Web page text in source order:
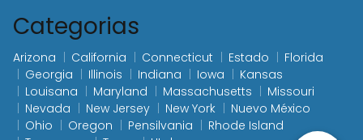
Categorias
Arizona California Connecticut Estado
Florida
Georgia
Illinois Indiana Iowa
Kansas
Louisana
Maryland Massachusetts
Missouri
Nevada
New Jersey New York
Nuevo México
Ohio
Oregon Pensilvania
Rhode Island